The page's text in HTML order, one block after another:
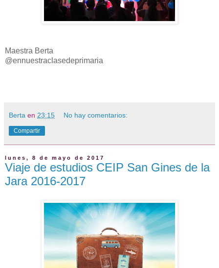
Maestra Berta
@ennuestraclasedeprimaria
Berta en 23:15 No hay comentarios:
Compartir
lunes, 8 de mayo de 2017
Viaje de estudios CEIP San Gines de la
Jara 2016-2017